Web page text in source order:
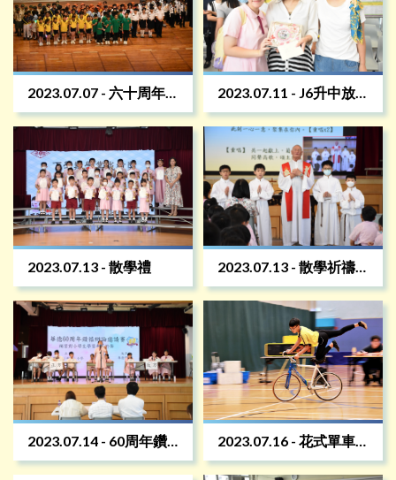
2023.07.07 - 六十周年
鑽禧校慶綜藝晚會
2023.07.11 - J6升中放
榜
2023.07.13 - 散學禮
2023.07.13 - 散學祈禱
禮
2023.07.14 - 60周年鑽
禧辯論比賽
2023.07.16 - 花式單車
比賽